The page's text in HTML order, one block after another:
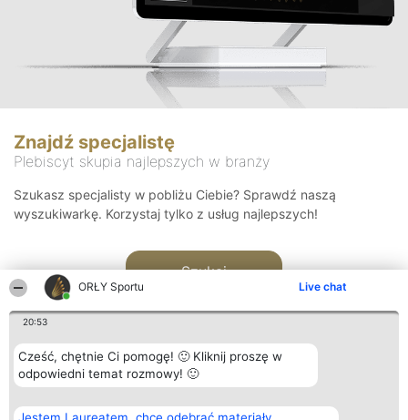
ORŁY Sportu Live chat
20:53
Cześć, chętnie Ci pomogę! 🙂 Kliknij proszę w
odpowiedni temat rozmowy! 🙂
Znajdź specjalistę
Plebiscyt skupia najlepszych w branży
Szukasz specjalisty w pobliżu Ciebie? Sprawdź naszą
wyszukiwarkę. Korzystaj tylko z usług najlepszych!
Szukaj
Organizator plebiscytu Plebiscyt Kontakt